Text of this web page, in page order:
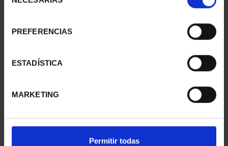
PREFERENCIAS
ESTADÍSTICA
MARKETING
Permitir todas
250TH USA - FCO.
250TH USA - QUEEN